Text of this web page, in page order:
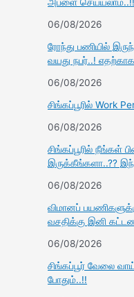
06/08/2026
ரோந்து பணியில்
வயது நபர்..! எதற்காக
06/08/2026
சிங்கப்பூரில் Work
06/08/2026
சிங்கப்பூரில் நீங்கள்
இருக்கீங்களா..??
06/08/2026
விமானப்
வசதிக்கு இனி
06/08/2026
சிங்கப்பூர் வேலை
போதும்..!!